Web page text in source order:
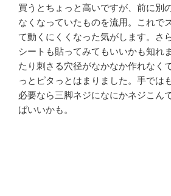
買うとちょっと高いですが、前に別
なくなっていたものを流用。これで
て動くにくくなった気がします。さ
シートも貼ってみてもいいかも知れ
たり刺さる穴径がなかなか作れなく
っとピタっとはまりました。手では
必要なら三脚ネジになにかネジこん
ばいいかも。